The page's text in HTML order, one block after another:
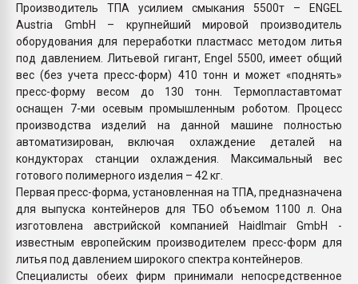
Производитель ТПА усилием смыкания 5500т – ENGEL
Austria GmbH – крупнейший мировой производитель
оборудования для переработки пластмасс методом литья
под давлением. Литьевой гигант, Engel 5500, имеет общий
вес (без учета пресс-форм) 410 тонн и может «поднять»
пресс-форму весом до 130 тонн. Термопластавтомат
оснащен 7-ми осевым промышленным роботом. Процесс
производства изделий на данной машине полностью
автоматизирован, включая охлаждение деталей на
кондукторах станции охлаждения. Максимальный вес
готового полимерного изделия – 42 кг.
Первая пресс-форма, установленная на ТПА, предназначена
для выпуска контейнеров для ТБО объемом 1100 л. Она
изготовлена австрийской компанией Haidlmair GmbH -
известным европейским производителем пресс-форм для
литья под давлением широкого спектра контейнеров.
Специалисты обеих фирм принимали непосредственное